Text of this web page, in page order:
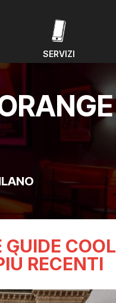
SERVIZI
GUIDE COOL
RECENTI